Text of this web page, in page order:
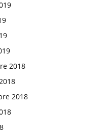
2018
2018